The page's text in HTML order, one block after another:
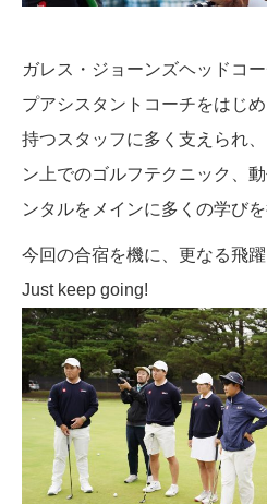
ガレス・ジョーンズヘッドコ
プアシスタントコーチをはじ
持つスタッフに多く支えられ
ン上でのゴルフテクニック、
ンタルをメインに多くの学び
今回の合宿を機に、更なる飛躍
Just keep going!